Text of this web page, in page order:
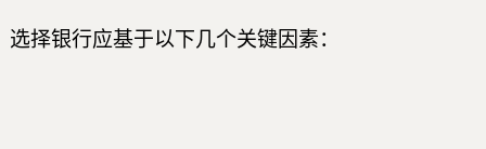
择银行应基于以下几个关键因素：